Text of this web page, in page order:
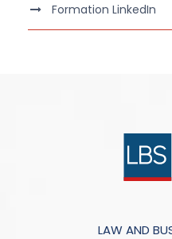
Formation LinkedIn
LAW AND